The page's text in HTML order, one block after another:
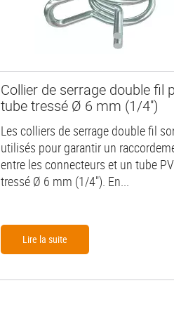
Collier de serrage double fil
tube tressé Ø 6 mm (1/4'')
Les colliers de serrage double fil
utilisés pour garantir un
entre les connecteurs et un tube
tressé Ø 6 mm (1/4"). En...
Lire la suite